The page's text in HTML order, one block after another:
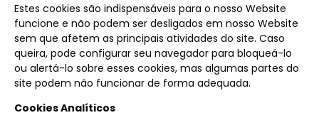
Estes cookies são indispensáveis para o nosso Website
funcione e não podem ser desligados em nosso Website
sem que afetem as principais atividades do site. Caso
queira, pode configurar seu navegador para bloqueá-lo
ou alertá-lo sobre esses cookies, mas algumas partes do
site podem não funcionar de forma adequada.
Cookies Analíticos